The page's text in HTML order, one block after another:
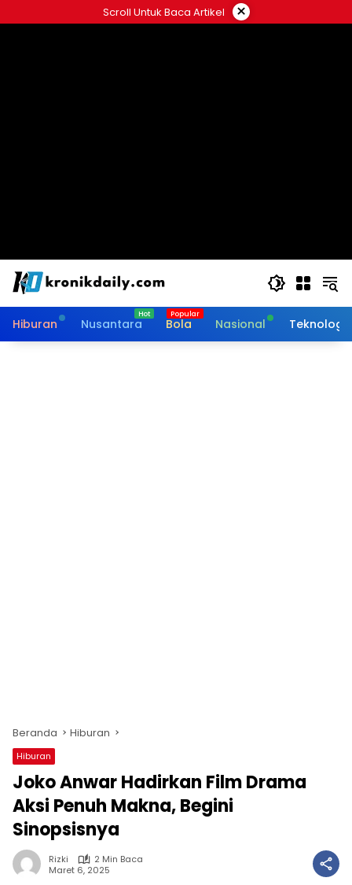
ke
Scroll Untuk Baca Artikel ×
Hiburan Nusantara Bola Nasional Teknologi
Beranda Hiburan
Hiburan
Joko Anwar Hadirkan Film Drama
Aksi Penuh Makna, Begini
Sinopsisnya
Rizki
2 Min Baca
Maret 6, 2025